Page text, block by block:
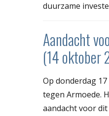
duurzame
Aandacht
(14 oktober
Op donderdag
tegen Armoede.
aandacht voor